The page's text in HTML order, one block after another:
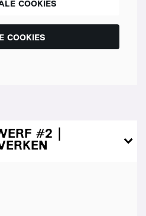
COOKIES
COOKIES
#2 |